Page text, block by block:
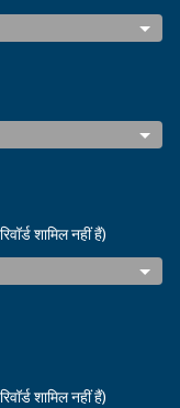
शामिल नहीं हैं)
शामिल नहीं हैं)